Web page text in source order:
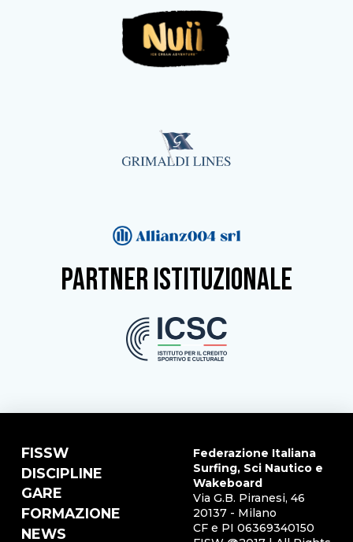
partner istituzionale
FISSW
DISCIPLINE
GARE
FORMAZIONE
NEWS
Federazione Italiana
Surfing, Sci Nautico e
Wakeboard
Via G.B. Piranesi, 46
20137 - Milano
CF e PI 06369340150